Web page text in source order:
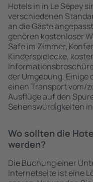
Hotels in in Le Sépey
verschiedenen
an die Gäste
gehören kostenloser
Safe im Zimmer,
Kinderspielecke,
der Umgebung.
einen Transport vom/
Ausflüge auf den
Sehenswürdigkeiten
Wo sollten die
werden?
Die Buchung einer
Internetseite ist eine